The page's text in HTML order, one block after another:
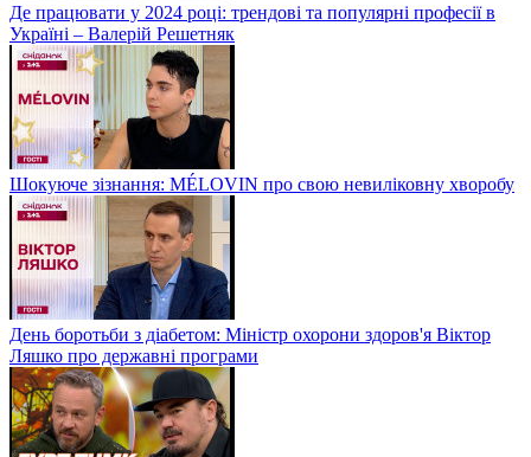
Де працювати у 2024 році: трендові та популярні професії в
Україні – Валерій Решетняк
Шокуюче зізнання: MÉLOVIN про свою невиліковну хворобу
День боротьби з діабетом: Міністр охорони здоров'я Віктор
Ляшко про державні програми